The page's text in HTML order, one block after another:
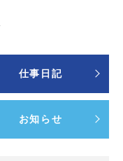
仕事日記
お知らせ